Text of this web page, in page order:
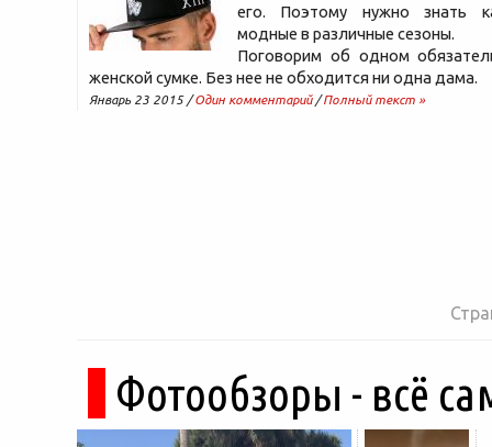
его. Поэтому нужно знать
модные в различные сезоны.
Поговорим об одном
женской сумке. Без нее не обходится ни одна дама.
Январь 23 2015 /Один комментарий/Полный текст »
Фотообзоры - всё